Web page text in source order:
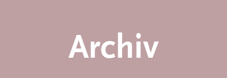
Archiv